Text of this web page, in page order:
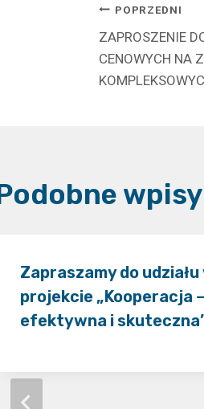
wpisu
POPRZEDNI
ZAPROSZENIE
CENOWYCH NA
wpisy
Zapraszamy do udziału
projekcie „Kooperacja –
efektywna i